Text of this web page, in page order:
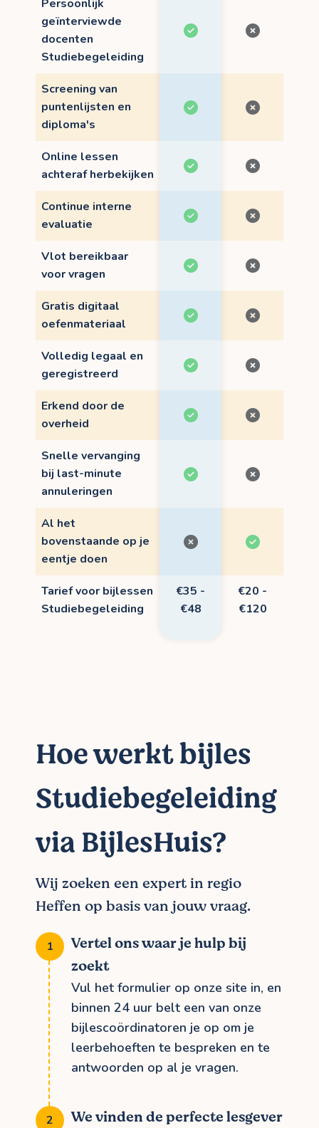
Persoonlijk
geïnterviewde
docenten
Studiebegeleiding
Screening van
puntenlijsten en
diploma's
Online lessen
achteraf herbekijken
Continue interne
evaluatie
Vlot bereikbaar
voor vragen
Gratis digitaal
oefenmateriaal
Volledig legaal en
geregistreerd
Erkend door de
overheid
Snelle vervanging
bij last-minute
annuleringen
Al het
bovenstaande op je
eentje doen
Tarief voor bijlessen
Studiebegeleiding
€35 -
€48
€20 -
€120
Hoe werkt bijles
Studiebegeleiding
via BijlesHuis?
Wij zoeken een expert in regio
Heffen op basis van jouw vraag.
Vertel ons waar je hulp bij
zoekt
Vul het formulier op onze site in, en
binnen 24 uur belt een van onze
bijlescoördinatoren je op om je
leerbehoeften te bespreken en te
antwoorden op al je vragen.
We vinden de perfecte lesgever